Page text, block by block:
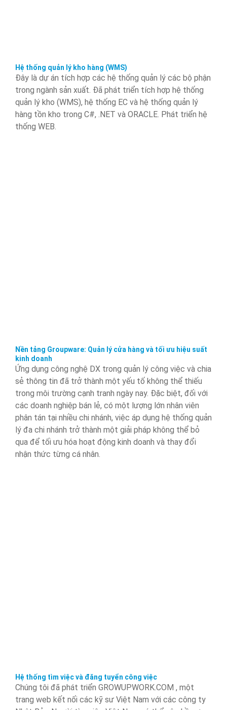
Hệ thống quản lý kho hàng (WMS)
Đây là dự án tích hợp các hệ thống quản lý các bộ phận
trong ngành sản xuất. Đã phát triển tích hợp hệ thống
quản lý kho (WMS), hệ thống EC và hệ thống quản lý
hàng tồn kho trong C#, .NET và ORACLE. Phát triển hệ
thống WEB.
Nền tảng Groupware: Quản lý cửa hàng và tối ưu hiệu suất
kinh doanh
Ứng dụng công nghệ DX trong quản lý công việc và chia
sẻ thông tin đã trở thành một yếu tố không thể thiếu
trong môi trường cạnh tranh ngày nay. Đặc biệt, đối với
các doanh nghiệp bán lẻ, có một lượng lớn nhân viên
phân tán tại nhiều chi nhánh, việc áp dụng hệ thống quản
lý đa chi nhánh trở thành một giải pháp không thể bỏ
qua để tối ưu hóa hoạt động kinh doanh và thay đổi
nhận thức từng cá nhân.
Hệ thống tìm việc và đăng tuyển công việc
Chúng tôi đã phát triển GROWUPWORK.COM , một
trang web kết nối các kỹ sư Việt Nam với các công ty